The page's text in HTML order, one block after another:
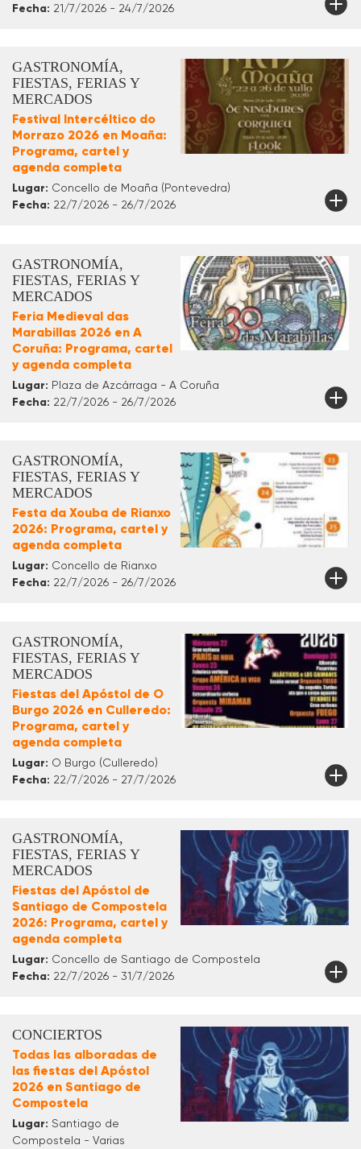
Fecha: 21/7/2026 - 24/7/2026
GASTRONOMÍA,
FIESTAS, FERIAS Y
MERCADOS
Festival Intercéltico do
Morrazo 2026 en Moaña:
Programa, cartel y
agenda completa
Lugar: Concello de Moaña (Pontevedra)
Fecha: 22/7/2026 - 26/7/2026
GASTRONOMÍA,
FIESTAS, FERIAS Y
MERCADOS
Feria Medieval das
Marabillas 2026 en A
Coruña: Programa, cartel
y agenda completa
Lugar: Plaza de Azcárraga - A Coruña
Fecha: 22/7/2026 - 26/7/2026
GASTRONOMÍA,
FIESTAS, FERIAS Y
MERCADOS
Festa da Xouba de Rianxo
2026: Programa, cartel y
agenda completa
Lugar: Concello de Rianxo
Fecha: 22/7/2026 - 26/7/2026
GASTRONOMÍA,
FIESTAS, FERIAS Y
MERCADOS
Fiestas del Apóstol de O
Burgo 2026 en Culleredo:
Programa, cartel y
agenda completa
Lugar: O Burgo (Culleredo)
Fecha: 22/7/2026 - 27/7/2026
GASTRONOMÍA,
FIESTAS, FERIAS Y
MERCADOS
Fiestas del Apóstol de
Santiago de Compostela
2026: Programa, cartel y
agenda completa
Lugar: Concello de Santiago de Compostela
Fecha: 22/7/2026 - 31/7/2026
CONCIERTOS
Todas las alboradas de
las fiestas del Apóstol
2026 en Santiago de
Compostela
Lugar: Santiago de
Compostela - Varias